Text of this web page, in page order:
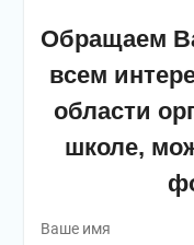
Обращаем
всем
области
школе,
Ваше имя